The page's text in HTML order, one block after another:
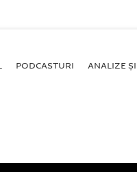
PODCASTURI ANALIZE